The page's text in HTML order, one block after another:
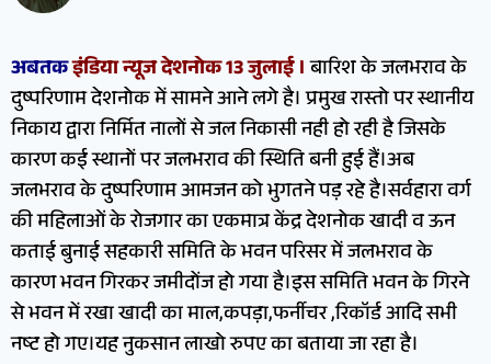
अबतकइंडिया न्यूज देशनोक 13 जुलाई ।बारिश के जलभराव के
दुष्परिणाम देशनोक में सामने आने लगे है। प्रमुख रास्तो पर स्थानीय
निकाय द्वारा निर्मित नालों से जल निकासी नही हो रही है जिसके
कारण कई स्थानों पर जलभराव की स्थिति बनी हुई हैं।अब
जलभराव के दुष्परिणाम आमजन को भुगतने पड़ रहे है।सर्वहारा वर्ग
की महिलाओं के रोजगार का एकमात्र केंद्र देशनोक खादी व ऊन
कताई बुनाई सहकारी समिति के भवन परिसर में जलभराव के
कारण भवन गिरकर जमीदोंज हो गया है।इस समिति भवन के गिरने
से भवन में रखा खादी का माल,कपड़ा,फर्नीचर ,रिकॉर्ड आदि सभी
नष्ट हो गए।यह नुकसान लाखो रुपए का बताया जा रहा है।